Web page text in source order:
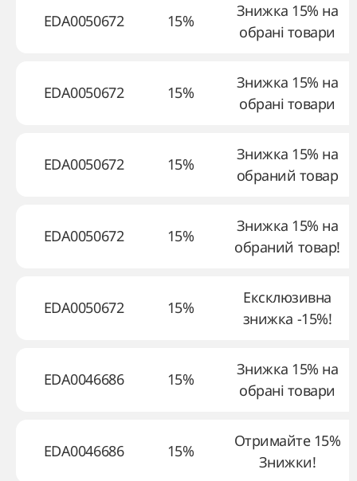
EDA0050672 15%
Знижка 15% на
обрані товари
EDA0050672 15%
Знижка 15% на
обрані товари
EDA0050672 15%
Знижка 15% на
обраний товар
EDA0050672 15%
Знижка 15% на
обраний товар!
EDA0050672 15%
Ексклюзивна
знижка -15%!
EDA0046686 15%
Знижка 15% на
обрані товари
EDA0046686 15%
Отримайте 15%
Знижки!